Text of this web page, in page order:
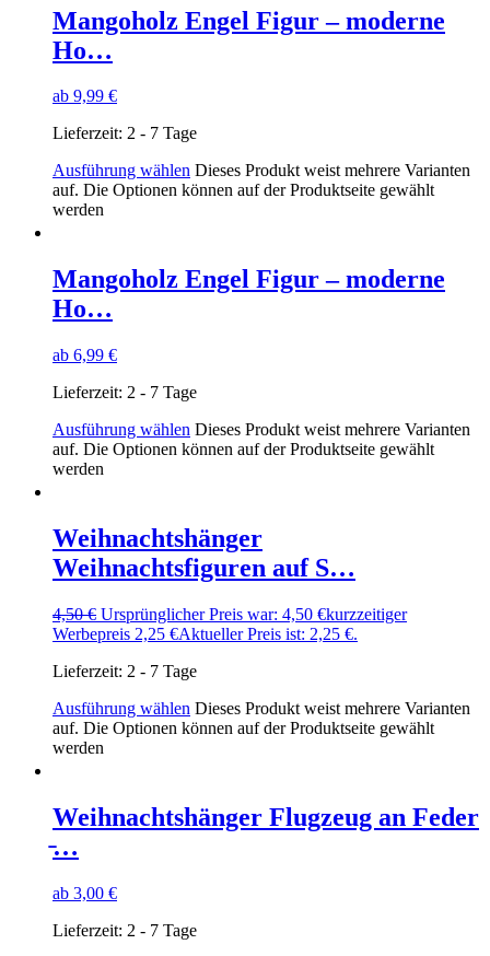
Mangoholz Engel Figur – moderne
Ho…
ab 9,99 €
Lieferzeit: 2 - 7 Tage
Ausführung wählen Dieses Produkt weist mehrere Varianten
auf. Die Optionen können auf der Produktseite gewählt
werden
Mangoholz Engel Figur – moderne
Ho…
ab 6,99 €
Lieferzeit: 2 - 7 Tage
Ausführung wählen Dieses Produkt weist mehrere Varianten
auf. Die Optionen können auf der Produktseite gewählt
werden
Weihnachtshänger
Weihnachtsfiguren auf S…
4,50€ Ursprünglicher Preis war: 4,50 €kurzzeitiger
Werbepreis 2,25 €Aktueller Preis ist: 2,25 €.
Lieferzeit: 2 - 7 Tage
Ausführung wählen Dieses Produkt weist mehrere Varianten
auf. Die Optionen können auf der Produktseite gewählt
werden
Weihnachtshänger Flugzeug an Feder
̵…
ab 3,00 €
Lieferzeit: 2 - 7 Tage